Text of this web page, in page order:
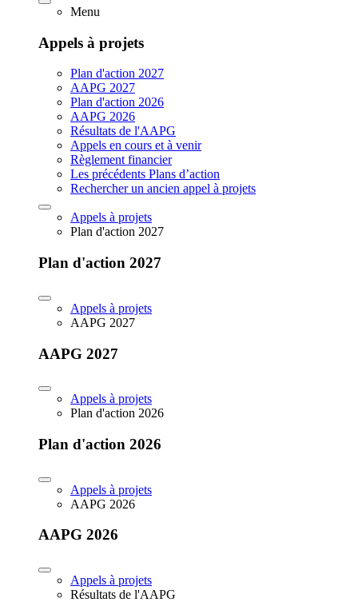
Menu
Appels à projets
Plan d'action 2027
AAPG 2027
Plan d'action 2026
AAPG 2026
Résultats de l'AAPG
Appels en cours et à venir
Règlement financier
Les précédents Plans d’action
Rechercher un ancien appel à projets
Appels à projets
Plan d'action 2027
Plan d'action 2027
Appels à projets
AAPG 2027
AAPG 2027
Appels à projets
Plan d'action 2026
Plan d'action 2026
Appels à projets
AAPG 2026
AAPG 2026
Appels à projets
Résultats de l'AAPG